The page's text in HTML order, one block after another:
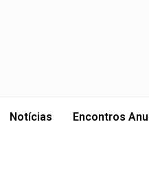
Notícias Encontros